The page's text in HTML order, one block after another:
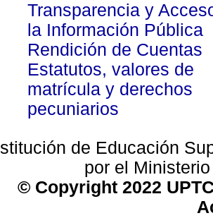
Transparencia y
la Información Pública
Rendición de Cuentas
Estatutos, valores de
matrícula y derechos
pecuniarios
de Educación
por el
© Copyright 2022